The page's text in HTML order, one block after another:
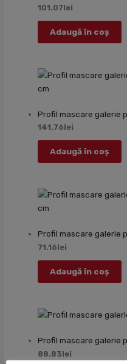
101.07lei
Adaugă în coș
Profil mascare galerie
141.76lei
Adaugă în coș
Profil mascare galerie
71.16lei
Adaugă în coș
Profil mascare galerie
88.83lei